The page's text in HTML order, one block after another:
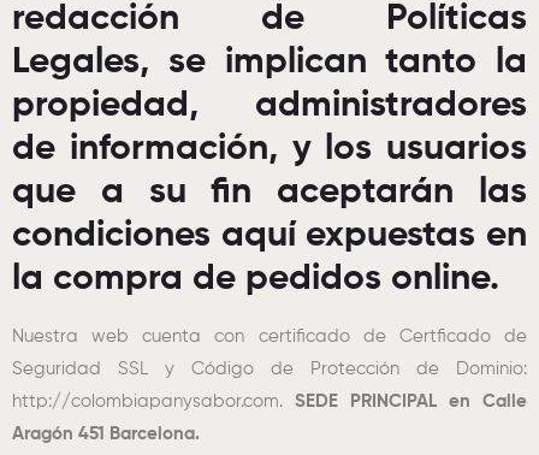
redacción de Políticas
Legales, se implican tanto la
propiedad, administradores
de información, y los usuarios
que a su fin aceptarán las
condiciones aquí expuestas en
la compra de pedidos online.
Nuestra web cuenta con certificado de Certficado de
Seguridad SSL y Código de Protección de Dominio:
http://colombiapanysabor.com. SEDE PRINCIPAL en Calle
Aragón 451 Barcelona.